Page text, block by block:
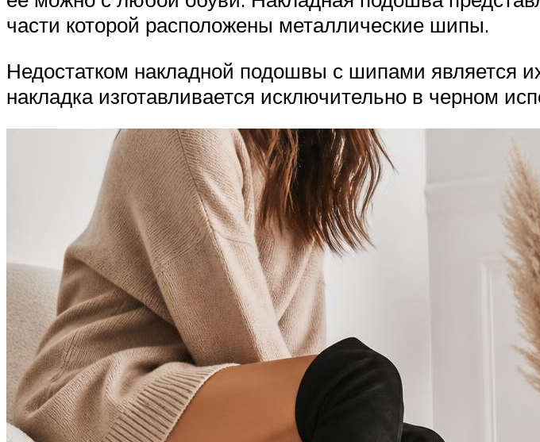
части которой расположены металлические шипы.
Недостатком накладной подошвы с шипами является
накладка изготавливается исключительно в черном